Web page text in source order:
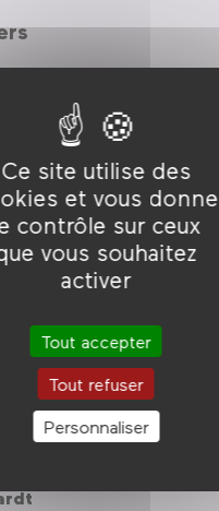
Ce site utilise des
et vous donne
contrôle sur ceux
vous souhaitez
activer
Tout accepter
Tout refuser
Personnaliser
Diez
Nikhil
called hope